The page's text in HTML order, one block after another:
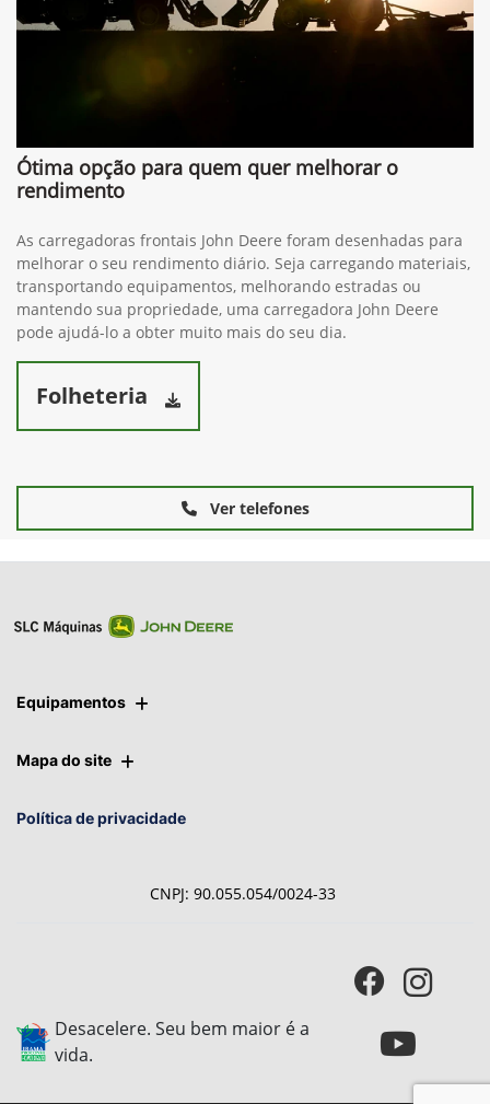
Ótima opção para quem quer melhorar o
rendimento
As carregadoras frontais John Deere foram desenhadas para
melhorar o seu rendimento diário. Seja carregando materiais,
transportando equipamentos, melhorando estradas ou
mantendo sua propriedade, uma carregadora John Deere
pode ajudá-lo a obter muito mais do seu dia.
Folheteria
Ver telefones
Equipamentos
Mapa do site
Política de privacidade
CNPJ: 90.055.054/0024-33
Desacelere. Seu bem maior é a
vida.